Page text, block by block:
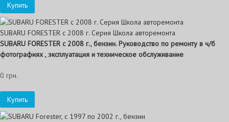
Купить
SUBARU FORESTER с 2008 г. Серия Школа авторемонта
SUBARU FORESTER с 2008 г., бензин. Руководство по ремонту в ч/б
фотографиях , эксплуатация и техническое обслуживание
0 грн.
Купить